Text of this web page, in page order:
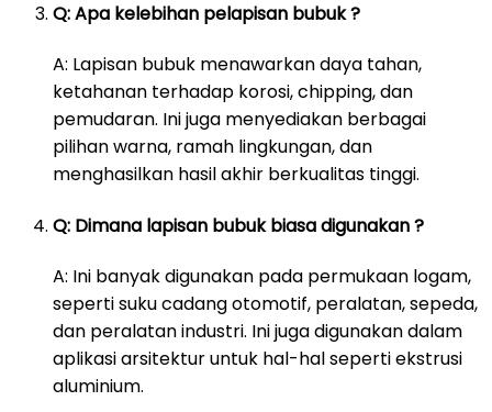
Q: Apa kelebihan pelapisan bubuk ?
A: Lapisan bubuk menawarkan daya tahan,
ketahanan terhadap korosi, chipping, dan
pemudaran. Ini juga menyediakan berbagai
pilihan warna, ramah lingkungan, dan
menghasilkan hasil akhir berkualitas tinggi.
Q: Dimana lapisan bubuk biasa digunakan ?
A: Ini banyak digunakan pada permukaan logam,
seperti suku cadang otomotif, peralatan, sepeda,
dan peralatan industri. Ini juga digunakan dalam
aplikasi arsitektur untuk hal-hal seperti ekstrusi
aluminium.